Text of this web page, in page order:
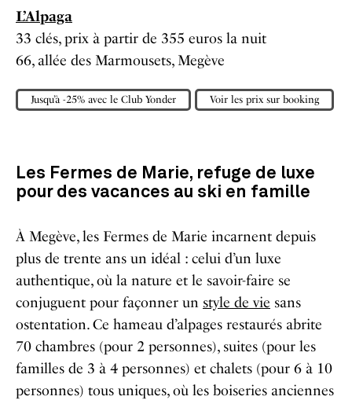
L’Alpaga
33 clés, prix à partir de 355 euros la nuit
66, allée des Marmousets, Megève
Jusqu’à -25% avec le Club Yonder Voir les prix sur booking
Les Fermes de Marie, refuge de luxe
pour des vacances au ski en famille
À Megève, les Fermes de Marie incarnent depuis
plus de trente ans un idéal : celui d’un luxe
authentique, où la nature et le savoir-faire se
conjuguent pour façonner un style de vie sans
ostentation. Ce hameau d’alpages restaurés abrite
70 chambres (pour 2 personnes), suites (pour les
familles de 3 à 4 personnes) et chalets (pour 6 à 10
personnes) tous uniques, où les boiseries anciennes